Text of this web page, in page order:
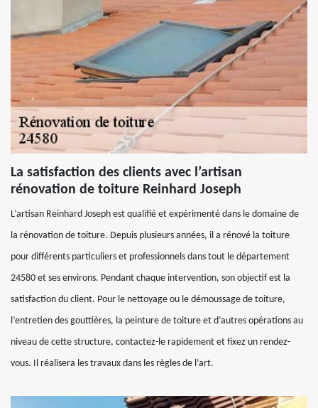
La satisfaction des clients avec l’artisan
rénovation de toiture Reinhard Joseph
L’artisan Reinhard Joseph est qualifié et expérimenté dans le domaine de
la rénovation de toiture. Depuis plusieurs années, il a rénové la toiture
pour différents particuliers et professionnels dans tout le département
24580 et ses environs. Pendant chaque intervention, son objectif est la
satisfaction du client. Pour le nettoyage ou le démoussage de toiture,
l’entretien des gouttières, la peinture de toiture et d’autres opérations au
niveau de cette structure, contactez-le rapidement et fixez un rendez-
vous. Il réalisera les travaux dans les règles de l’art.